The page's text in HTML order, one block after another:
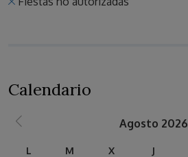
Calendario
Agosto 2026
L M X J